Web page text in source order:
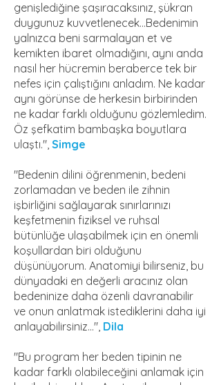
genişlediğine şaşıracaksınız, şükran
duygunuz kuvvetlenecek...Bedenimin
yalnızca beni sarmalayan et ve
kemikten ibaret olmadığını, aynı anda
nasıl her hücremin beraberce tek bir
nefes için çalıştığını anladım. Ne kadar
aynı görünse de herkesin birbirinden
ne kadar farklı olduğunu gözlemledim.
Öz şefkatim bambaşka boyutlara
ulaştı.", Simge
"Bedenin dilini öğrenmenin, bedeni
zorlamadan ve beden ile zihnin
işbirliğini sağlayarak sınırlarınızı
keşfetmenin fiziksel ve ruhsal
bütünlüğe ulaşabilmek için en önemli
koşullardan biri olduğunu
düşünüyorum. Anatomiyi bilirseniz, bu
dünyadaki en değerli aracınız olan
bedeninize daha özenli davranabilir
ve onun anlatmak istediklerini daha iyi
anlayabilirsiniz...", Dila
"Bu program her beden tipinin ne
kadar farklı olabileceğini anlamak için